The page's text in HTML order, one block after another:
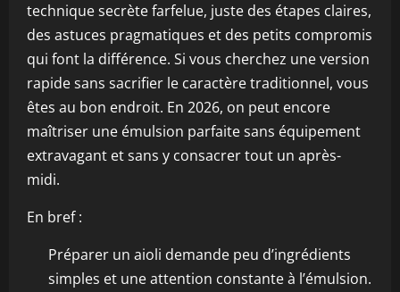
technique secrète farfelue, juste des étapes claires,
des astuces pragmatiques et des petits compromis
qui font la différence. Si vous cherchez une version
rapide sans sacrifier le caractère traditionnel, vous
êtes au bon endroit. En 2026, on peut encore
maîtriser une émulsion parfaite sans équipement
extravagant et sans y consacrer tout un après-
midi.
En bref :
Préparer un aioli demande peu d’ingrédients
simples et une attention constante à l’émulsion.